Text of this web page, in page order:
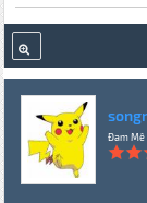
Đam Mê